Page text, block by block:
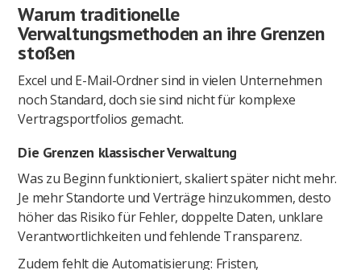
Warum traditionelle
Verwaltungsmethoden an ihre Grenzen
stoßen
Excel und E-Mail-Ordner sind in vielen Unternehmen
noch Standard, doch sie sind nicht für komplexe
Vertragsportfolios gemacht.
Die Grenzen klassischer Verwaltung
Was zu Beginn funktioniert, skaliert später nicht mehr.
Je mehr Standorte und Verträge hinzukommen, desto
höher das Risiko für Fehler, doppelte Daten, unklare
Verantwortlichkeiten und fehlende Transparenz.
Zudem fehlt die Automatisierung: Fristen,